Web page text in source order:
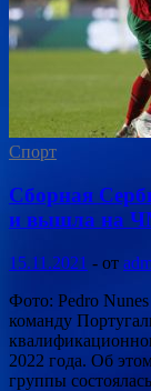
Спорт
Сборная
и вышла на
15.11.2021 - от
Фото: Pedro
команду
2022 года. Об
группы